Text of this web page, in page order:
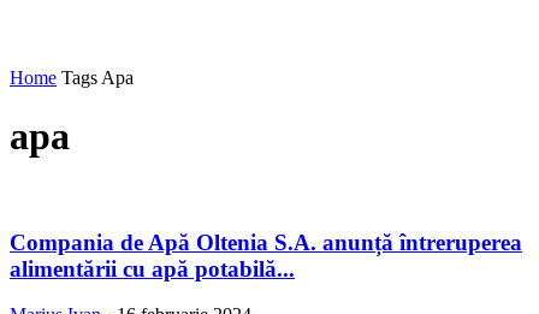
Home Tags Apa
apa
Compania de Apă Oltenia S.A. anunță întreruperea
alimentării cu apă potabilă...